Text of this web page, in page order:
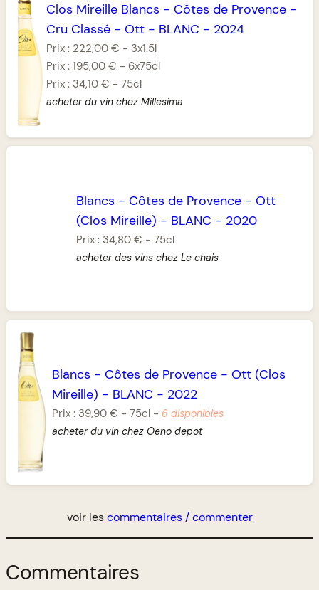
Clos Mireille Blancs - Côtes de Provence-
Cru Classé- Ott- BLANC - 2024
Prix : 222,00 € - 3x1.5l
Prix : 195,00 € - 6x75cl
Prix : 34,10 € - 75cl
acheter du vin chez Millesima
Blancs - Côtes de Provence - Ott
(Clos Mireille) - BLANC - 2020
Prix : 34,80 € -75cl
acheter des vins chez Le chais
Blancs - Côtes de Provence- Ott (Clos
Mireille) - BLANC - 2022
Prix : 39,90 € - 75cl- 6 disponibles
acheter du vin chez Oeno depot
voir lescommentaires / commenter
Commentaires